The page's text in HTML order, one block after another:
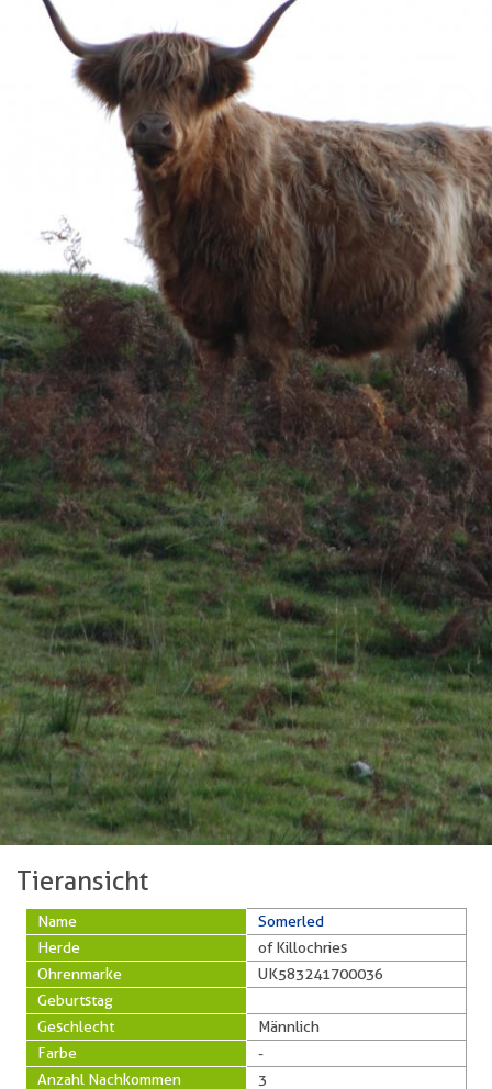
Tieransicht
Name
Somerled
Herde
of Killochries
Ohrenmarke
UK583241700036
Geburtstag
Geschlecht
Männlich
Farbe
-
Anzahl Nachkommen
3